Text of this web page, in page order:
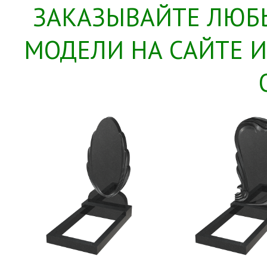
ЗАКАЗЫВАЙТЕ
МОДЕЛИ НА САЙТЕ